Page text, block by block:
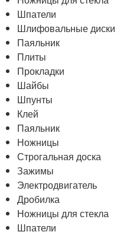
Шпатели
Шлифовальные диски
Паяльник
Плиты
Прокладки
Шайбы
Шпунты
Клей
Паяльник
Ножницы
Строгальная доска
Зажимы
Электродвигатель
Дробилка
Ножницы для стекла
Шпатели